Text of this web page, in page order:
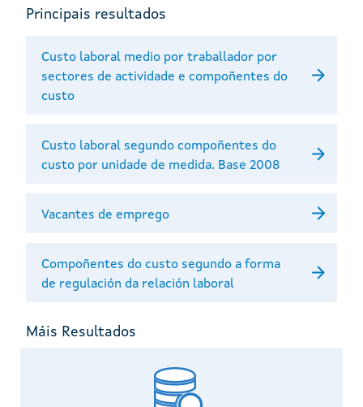
Principais resultados
Custo laboral medio por traballador por
sectores de actividade e compoñentes do
custo
Custo laboral segundo compoñentes do
custo por unidade de medida. Base 2008
Vacantes de emprego
Compoñentes do custo segundo a forma
de regulación da relación laboral
Máis Resultados